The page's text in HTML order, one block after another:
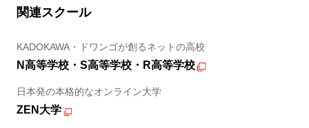
関連スクール
KADOKAWA・ドワンゴが創るネットの高校
N高等学校・S高等学校・R高等学校
日本発の本格的なオンライン大学
ZEN大学